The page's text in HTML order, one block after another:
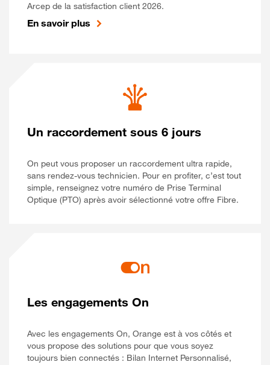
Arcep de la satisfaction client 2026.
En savoir plus
Un raccordement sous 6 jours
On peut vous proposer un raccordement ultra rapide,
sans rendez-vous technicien. Pour en profiter, c’est tout
simple, renseignez votre numéro de Prise Terminal
Optique (PTO) après avoir sélectionné votre offre Fibre.
Les engagements On
Avec les engagements On, Orange est à vos côtés et
vous propose des solutions pour que vous soyez
toujours bien connectés : Bilan Internet Personnalisé,